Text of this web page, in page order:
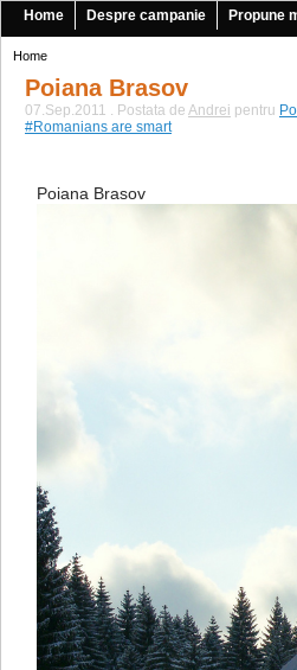
Home Despre campanie Propune
Home
Poiana Brasov
07.Sep.2011 . Postata de Andrei pentru
#Romanians are smart
Poiana Brasov